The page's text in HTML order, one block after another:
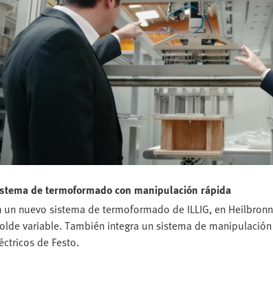
de termoformado con manipulación rápida
un nuevo sistema de termoformado de ILLIG, en
variable. También integra un sistema de
de Festo.